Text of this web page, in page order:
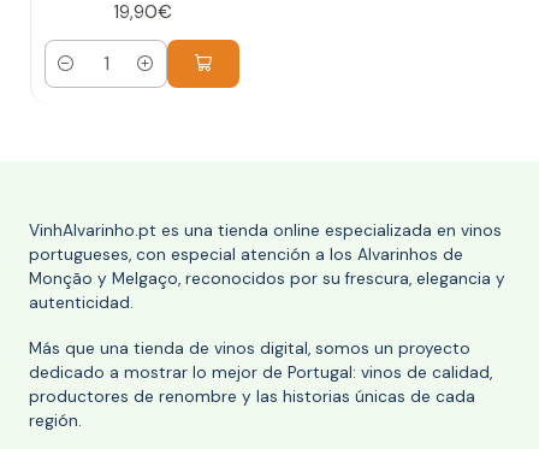
19,90€
Cantidad
VinhAlvarinho.pt es una tienda online especializada en vinos
portugueses, con especial atención a los Alvarinhos de
Monção y Melgaço, reconocidos por su frescura, elegancia y
autenticidad.
Más que una tienda de vinos digital, somos un proyecto
dedicado a mostrar lo mejor de Portugal: vinos de calidad,
productores de renombre y las historias únicas de cada
región.